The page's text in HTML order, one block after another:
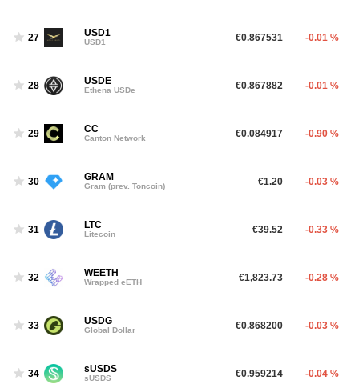
27 USD1
USD1 €0.867531 -0.01 %
28 USDE
Ethena USDe €0.867882 -0.01 %
29 CC
Canton Network €0.084917 -0.90 %
30 GRAM
Gram (prev. Toncoin) €1.20 -0.03 %
31 LTC
Litecoin €39.52 -0.33 %
32 WEETH
Wrapped eETH €1,823.73 -0.28 %
33 USDG
Global Dollar €0.868200 -0.03 %
34 sUSDS
sUSDS €0.959214 -0.04 %